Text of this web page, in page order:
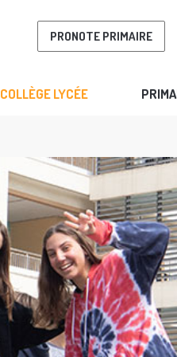
PRONOTE PRIMAIRE
COLLÈGE LYCÉE